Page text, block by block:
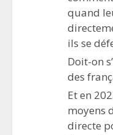
quand
ils se
Doit-on
des
Et en
moyens
directe